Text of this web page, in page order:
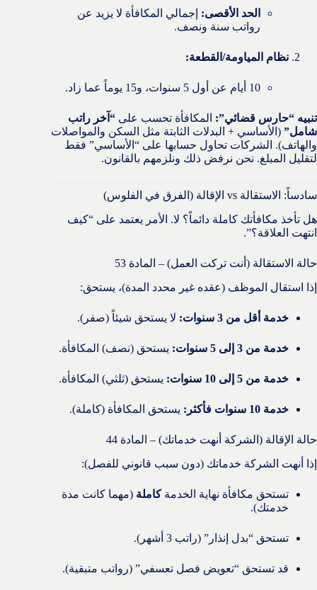
الحد الأقصى: إجمالي المكافأة لا يزيد عن
رواتب سنة ونصف.
نظام المياومة/القطعة:
10 أيام عن أول 5 سنوات، و15 يوماً عما زاد.
تنبيه “حارس قضائي”: المكافأة تحسب على “آخر راتب
شامل” (الأساسي + البدلات الثابتة مثل السكن والمواصلات
والهاتف). الشركات تحاول حسابها على “الأساسي” فقط
لتقليل المبلغ. نحن نرفض ذلك ونلزمهم بالقانون.
سادساً: الاستقالة vs الإقالة (الفرق في الفلوس)
هل تأخذ مكافأتك كاملة دائماً؟ لا. الأمر يعتمد على “كيف
انتهت العلاقة؟”.
حالة الاستقالة (أنت تركت العمل) – المادة 53
إذا استقال الموظف (عقده غير محدد المدة)، يستحق:
خدمة أقل من 3 سنوات: لا يستحق شيئاً (صفر).
خدمة من 3 إلى 5 سنوات: يستحق (نصف) المكافأة.
خدمة من 5 إلى 10 سنوات: يستحق (ثلثي) المكافأة.
خدمة 10 سنوات فأكثر: يستحق المكافأة (كاملة).
حالة الإقالة (الشركة أنهت خدماتك) – المادة 44
إذا أنهت الشركة خدماتك (دون سبب قانوني للفصل):
تستحق مكافأة نهاية الخدمةكاملة (مهما كانت مدة
خدمتك).
تستحق “بدل إنذار” (راتب 3 أشهر).
قد تستحق “تعويض فصل تعسفي” (رواتب متبقية).